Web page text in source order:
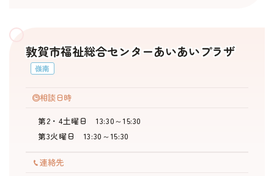
敦賀市福祉総合センターあいあいプラザ
嶺南
相談日時
第2・4土曜日 13:30～15:30
第3火曜日 13:30～15:30
連絡先